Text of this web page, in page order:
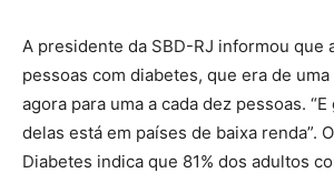
A presidente da SBD-RJ informou que
pessoas com diabetes, que era de uma
agora para uma a cada dez pessoas.
delas está em países de baixa renda”.
Diabetes indica que 81% dos adultos